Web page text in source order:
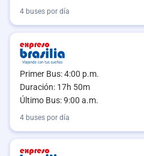
4 buses por día
Primer Bus: 4:00 p.m.
Duración: 17h 50m
Último Bus: 9:00 a.m.
4 buses por día